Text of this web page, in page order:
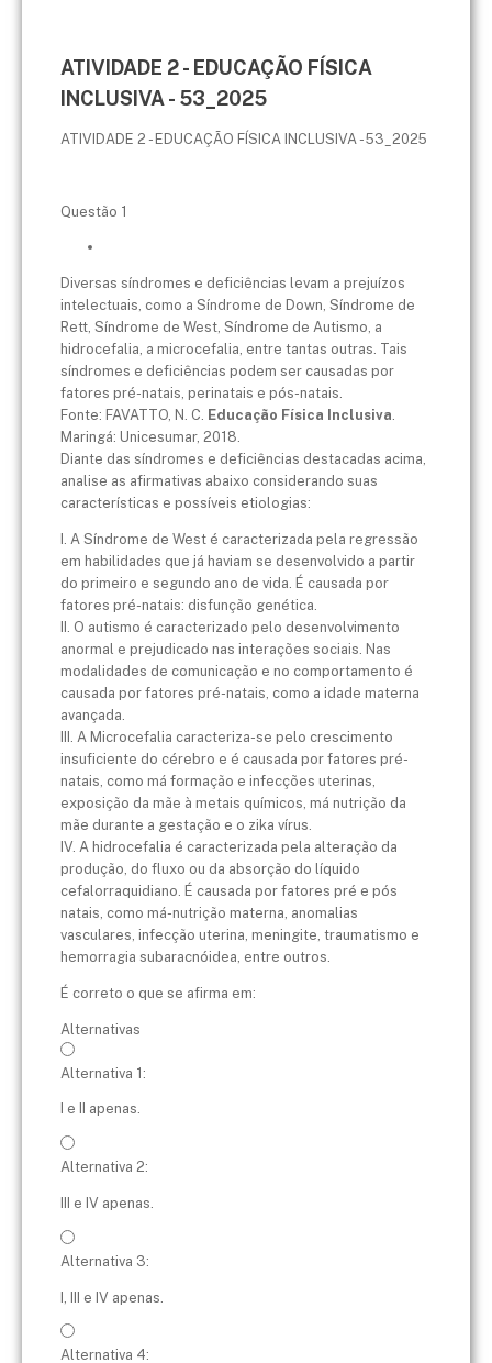
ATIVIDADE 2 - EDUCAÇÃO FÍSICA
INCLUSIVA - 53_2025
ATIVIDADE 2 - EDUCAÇÃO FÍSICA INCLUSIVA - 53_2025
Questão 1
Diversas síndromes e deficiências levam a prejuízos
intelectuais, como a Síndrome de Down, Síndrome de
Rett, Síndrome de West, Síndrome de Autismo, a
hidrocefalia, a microcefalia, entre tantas outras. Tais
síndromes e deficiências podem ser causadas por
fatores pré-natais, perinatais e pós-natais.
Fonte: FAVATTO, N. C. Educação Física Inclusiva.
Maringá: Unicesumar, 2018.
Diante das síndromes e deficiências destacadas acima,
analise as afirmativas abaixo considerando suas
características e possíveis etiologias:
I. A Síndrome de West é caracterizada pela regressão
em habilidades que já haviam se desenvolvido a partir
do primeiro e segundo ano de vida. É causada por
fatores pré-natais: disfunção genética.
II. O autismo é caracterizado pelo desenvolvimento
anormal e prejudicado nas interações sociais. Nas
modalidades de comunicação e no comportamento é
causada por fatores pré-natais, como a idade materna
avançada.
III. A Microcefalia caracteriza-se pelo crescimento
insuficiente do cérebro e é causada por fatores pré-
natais, como má formação e infecções uterinas,
exposição da mãe à metais químicos, má nutrição da
mãe durante a gestação e o zika vírus.
IV. A hidrocefalia é caracterizada pela alteração da
produção, do fluxo ou da absorção do líquido
cefalorraquidiano. É causada por fatores pré e pós
natais, como má-nutrição materna, anomalias
vasculares, infecção uterina, meningite, traumatismo e
hemorragia subaracnóidea, entre outros.
É correto o que se afirma em:
Alternativas
Alternativa 1:
I e II apenas.
Alternativa 2:
III e IV apenas.
Alternativa 3:
I, III e IV apenas.
Alternativa 4: